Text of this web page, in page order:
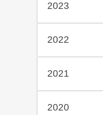
2023
2022
2021
2020